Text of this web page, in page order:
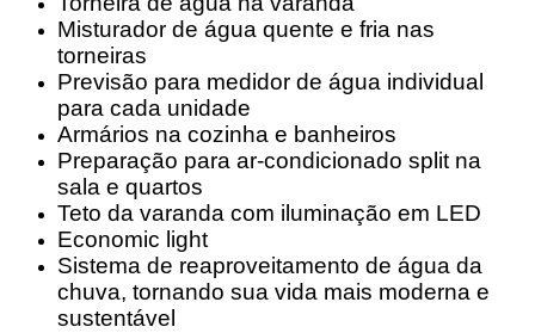
Misturador de água quente e fria nas
torneiras
Previsão para medidor de água individual
para cada unidade
Armários na cozinha e banheiros
Preparação para ar-condicionado split na
sala e quartos
Teto da varanda com iluminação em LED
Economic light
Sistema de reaproveitamento de água da
chuva, tornando sua vida mais moderna e
sustentável